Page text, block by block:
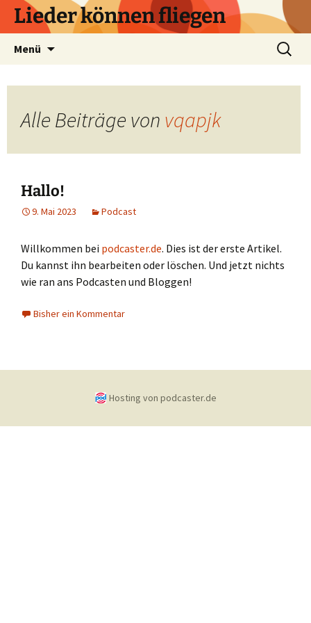
Zum
InhaltLieder können fliegen
Menü
Suchen
nach:
Alle Beiträge von vqapjk
Hallo!
9. Mai 2023 Podcast
Willkommen bei podcaster.de. Dies ist der erste Artikel.
Du kannst ihn bearbeiten oder löschen. Und jetzt nichts
wie ran ans Podcasten und Bloggen!
Bisher ein Kommentar
Hosting von podcaster.de